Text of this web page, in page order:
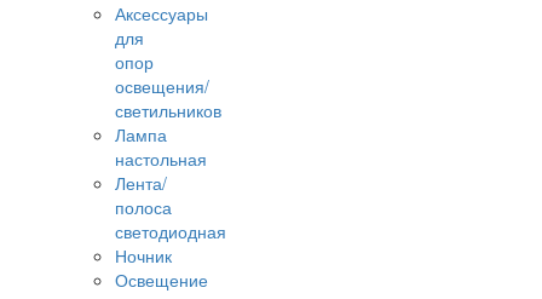
Аксессуары
для
опор
освещения/
светильников
Лампа
настольная
Лента/
полоса
светодиодная
Ночник
Освещение